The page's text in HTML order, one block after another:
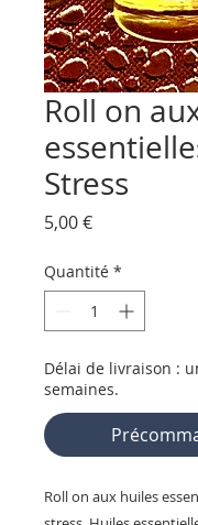
Roll on
Stress
5,00 €Prix
Quantité *
Délai de livraison :
semaines.
Roll on aux huiles